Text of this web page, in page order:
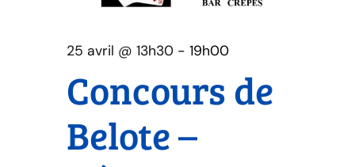
25 avril @ 13h30 - 19h00
Concours de
Belote –